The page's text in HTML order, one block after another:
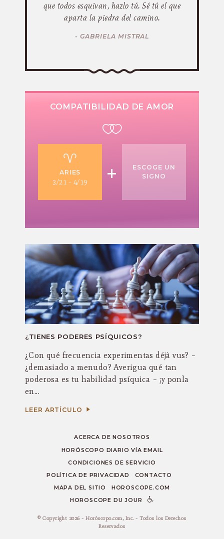
que todos esquivan, hazlo tú. Sé tú el que
aparta la piedra del camino.
- GABRIELA MISTRAL
COMPATIBILIDAD DE AMOR
ARIES
3/21 - 4/19 +
ESCOGE UN
SIGNO
¿TIENES PODERES PSÍQUICOS?
¿Con qué frecuencia experimentas déjà vus? –
¿demasiado a menudo? Averigua qué tan
poderosa es tu habilidad psíquica – ¡y ponla
en...
LEER ARTÍCULO
ACERCA DE NOSOTROS
HORÓSCOPO DIARIO VÍA EMAIL
CONDICIONES DE SERVICIO
POLÍTICA DE PRIVACIDAD
CONTACTO
MAPA DEL SITIO
HOROSCOPE.COM
HOROSCOPE DU JOUR
© Copyright 2026 - Horóscopo.com, Inc. - Todos los Derechos
Reservados